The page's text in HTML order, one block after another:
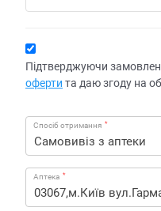
Підтверджуючи
оферти та даю згоду на
Спосіб отримання *
Аптека *